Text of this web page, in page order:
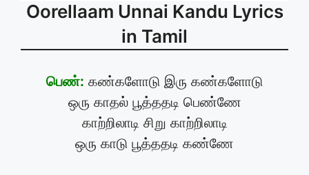
Oorellaam Unnai Kandu Lyrics
in Tamil
பெண்: கண்களோடு இரு கண்களோடு
ஒரு காதல் பூத்ததடி பெண்ணே
காற்றிலாடி சிறு காற்றிலாடி
ஒரு காடு பூத்ததடி கண்ணே